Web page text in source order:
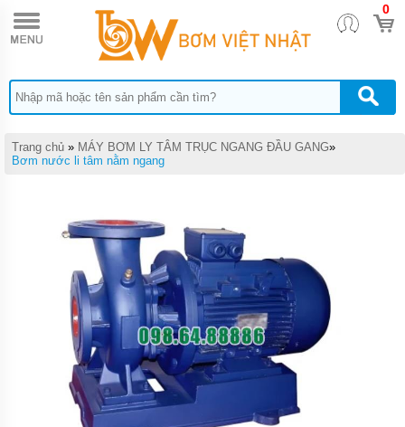
0
TRANG
CHỦ
BƠM
TĂNG
MÁY
BƠM
Trang chủ » MÁY BƠM LY TÂM TRỤC NGANG ĐẦU GANG»
Bơm nước li tâm nằm ngang